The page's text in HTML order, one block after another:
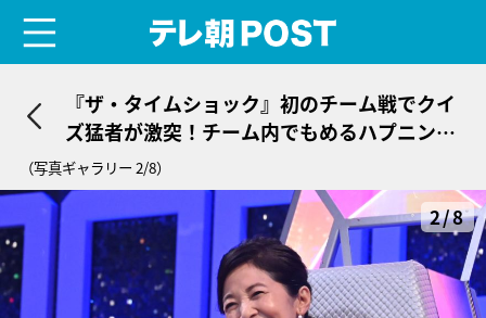
『ザ・タイムショック』初のチーム戦でクイ
ズ猛者が激突！チーム内でもめるハプニング
も…
（写真ギャラリー 2/8）
2/8